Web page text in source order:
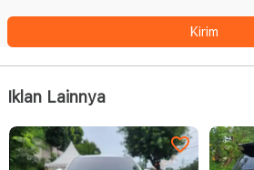
Kirim
Iklan Lainnya